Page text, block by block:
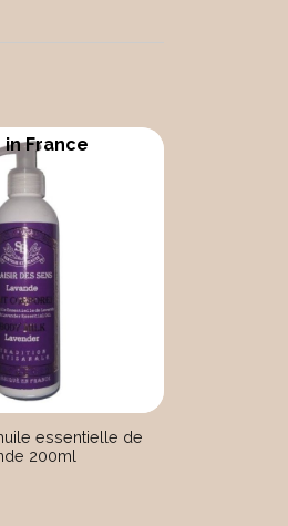
essentielle de
200ml
in France